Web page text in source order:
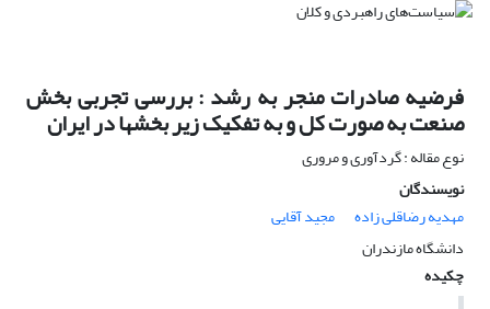
فرضیه صادرات منجر به رشد : بررسی تجربی بخش
صنعت به صورت کل و به تفکیک زیر بخشها در ایران
نوع مقاله : گردآوری و مروری
نویسندگان
مهدیه رضاقلی زاده
مجید آقایی
دانشگاه مازندران
چکیده